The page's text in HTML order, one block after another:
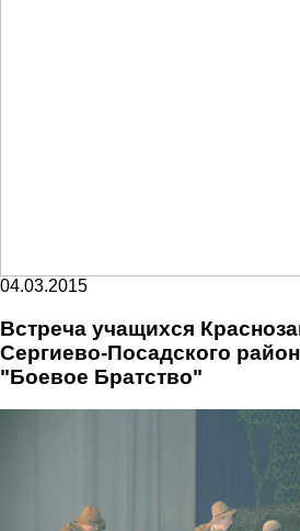
04.03.2015
Встреча учащихся
Сергиево-Посадского
"Боевое Братство"